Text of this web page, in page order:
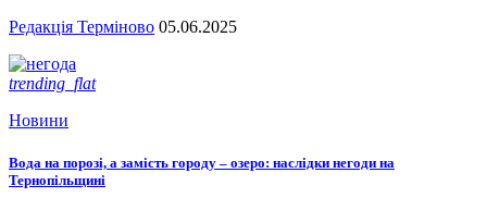
Редакція Терміново 05.06.2025
trending_flat
Новини
Вода на порозі, а замість городу – озеро: наслідки негоди на
Тернопільщині